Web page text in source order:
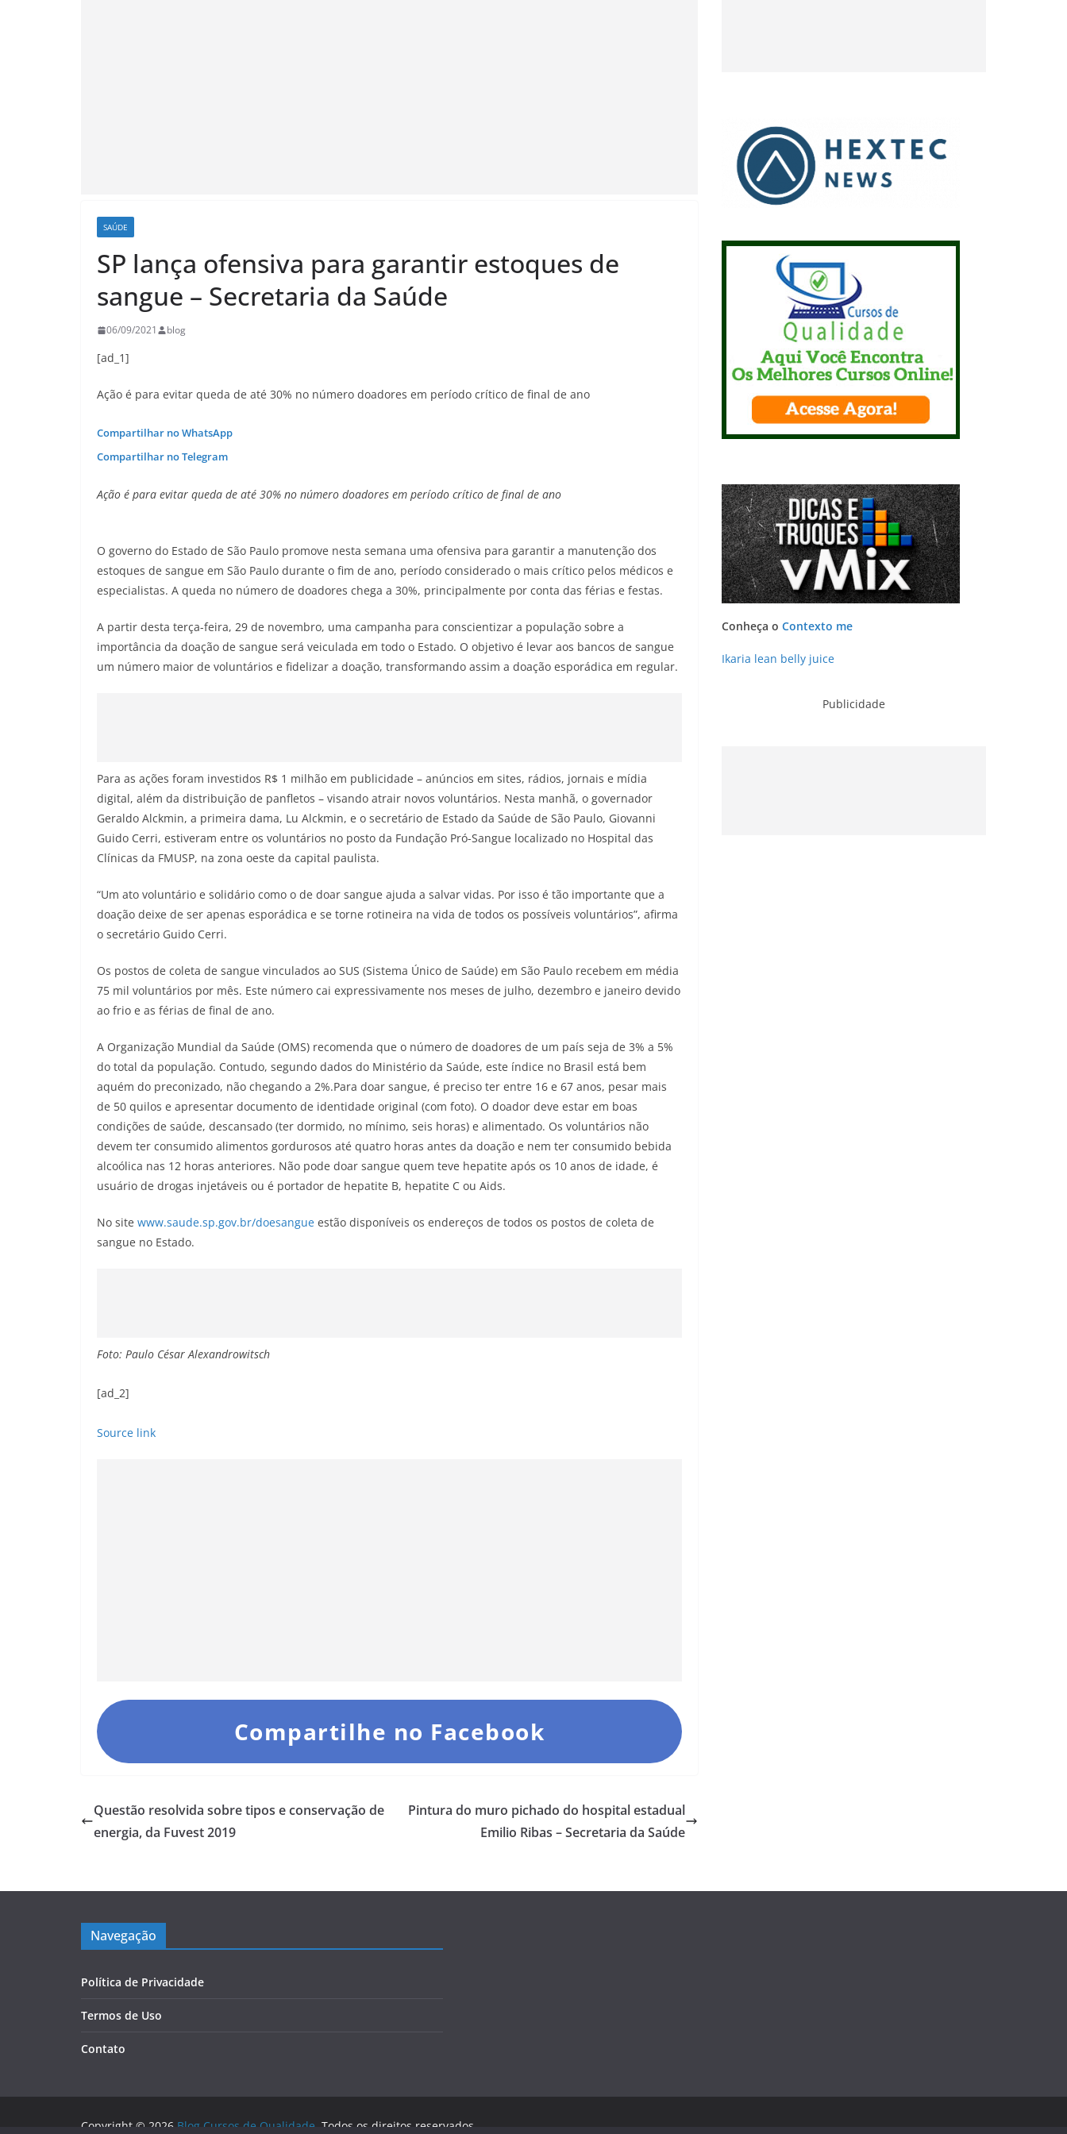
SAÚDE
SP lança ofensiva para garantir estoques de
sangue – Secretaria da Saúde
06/09/2021 blog
[ad_1]
Ação é para evitar queda de até 30% no número doadores em período crítico de final de ano
Compartilhar no WhatsApp
Compartilhar no Telegram
Ação é para evitar queda de até 30% no número doadores em período crítico de final de ano
O governo do Estado de São Paulo promove nesta semana uma ofensiva para garantir a manutenção dos
estoques de sangue em São Paulo durante o fim de ano, período considerado o mais crítico pelos médicos e
especialistas. A queda no número de doadores chega a 30%, principalmente por conta das férias e festas.
A partir desta terça-feira, 29 de novembro, uma campanha para conscientizar a população sobre a
importância da doação de sangue será veiculada em todo o Estado. O objetivo é levar aos bancos de sangue
um número maior de voluntários e fidelizar a doação, transformando assim a doação esporádica em regular.
Para as ações foram investidos R$ 1 milhão em publicidade – anúncios em sites, rádios, jornais e mídia
digital, além da distribuição de panfletos – visando atrair novos voluntários. Nesta manhã, o governador
Geraldo Alckmin, a primeira dama, Lu Alckmin, e o secretário de Estado da Saúde de São Paulo, Giovanni
Guido Cerri, estiveram entre os voluntários no posto da Fundação Pró-Sangue localizado no Hospital das
Clínicas da FMUSP, na zona oeste da capital paulista.
“Um ato voluntário e solidário como o de doar sangue ajuda a salvar vidas. Por isso é tão importante que a
doação deixe de ser apenas esporádica e se torne rotineira na vida de todos os possíveis voluntários”, afirma
o secretário Guido Cerri.
Os postos de coleta de sangue vinculados ao SUS (Sistema Único de Saúde) em São Paulo recebem em média
75 mil voluntários por mês. Este número cai expressivamente nos meses de julho, dezembro e janeiro devido
ao frio e as férias de final de ano.
A Organização Mundial da Saúde (OMS) recomenda que o número de doadores de um país seja de 3% a 5%
do total da população. Contudo, segundo dados do Ministério da Saúde, este índice no Brasil está bem
aquém do preconizado, não chegando a 2%.Para doar sangue, é preciso ter entre 16 e 67 anos, pesar mais
de 50 quilos e apresentar documento de identidade original (com foto). O doador deve estar em boas
condições de saúde, descansado (ter dormido, no mínimo, seis horas) e alimentado. Os voluntários não
devem ter consumido alimentos gordurosos até quatro horas antes da doação e nem ter consumido bebida
alcoólica nas 12 horas anteriores. Não pode doar sangue quem teve hepatite após os 10 anos de idade, é
usuário de drogas injetáveis ou é portador de hepatite B, hepatite C ou Aids.
No site www.saude.sp.gov.br/doesangue estão disponíveis os endereços de todos os postos de coleta de
sangue no Estado.
Foto: Paulo César Alexandrowitsch
[ad_2]
Source link
Compartilhe no Facebook
Questão resolvida sobre tipos e conservação de
energia, da Fuvest 2019
Pintura do muro pichado do hospital estadual
Emilio Ribas – Secretaria da Saúde
Conheça o Contexto me
Ikaria lean belly juice
Publicidade
Navegação
Política de Privacidade
Termos de Uso
Contato
Copyright © 2026 Blog Cursos de Qualidade . Todos os direitos reservados.